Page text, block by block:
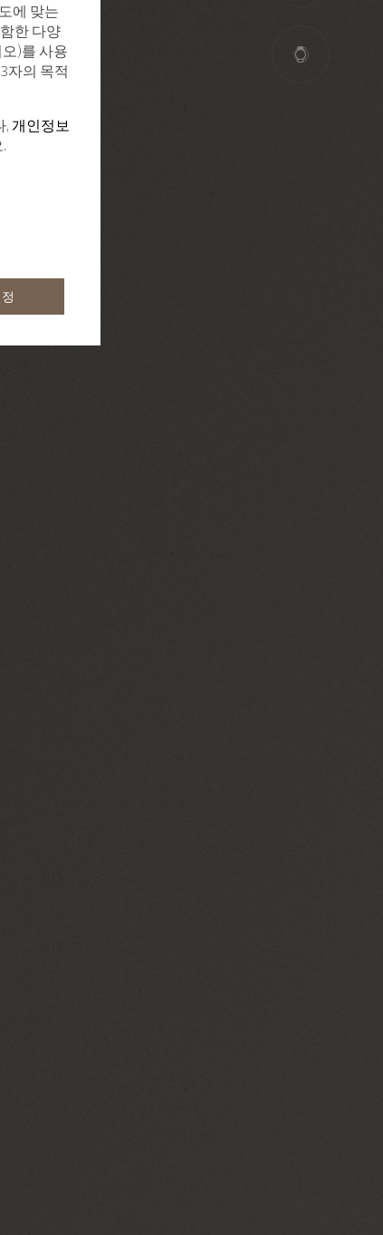
에 맞는
한 다양
)를 사용
자의 목적
, 개인정보